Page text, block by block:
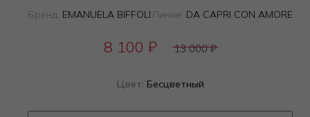
Бренд: EMANUELA BIFFOLI Линия: DA CAPRI CON AMORE
8 100 ₽ 13 000₽
Цвет: Бесцветный